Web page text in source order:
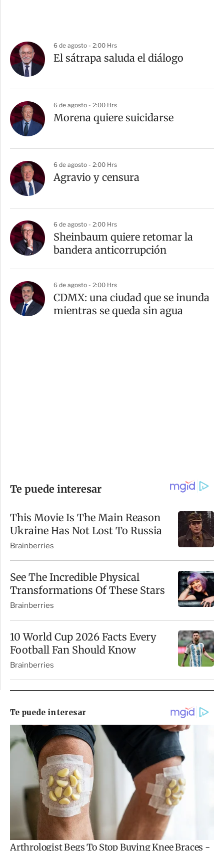
6 de agosto - 2:00 Hrs
El sátrapa saluda el diálogo
6 de agosto - 2:00 Hrs
Morena quiere suicidarse
6 de agosto - 2:00 Hrs
Agravio y censura
6 de agosto - 2:00 Hrs
Sheinbaum quiere retomar la
bandera anticorrupción
6 de agosto - 2:00 Hrs
CDMX: una ciudad que se inunda
mientras se queda sin agua